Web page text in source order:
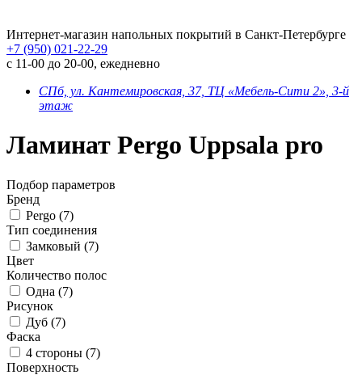
Интернет-магазин напольных покрытий в Санкт-Петербурге
+7 (950) 021-22-29
с 11-00 до 20-00, ежедневно
СПб, ул. Кантемировская, 37, ТЦ «Мебель-Сити 2», 3-й
этаж
Ламинат Pergo Uppsala pro
Подбор параметров
Бренд
Pergo (7)
Тип соединения
Замковый (7)
Цвет
Количество полос
Одна (7)
Рисунок
Дуб (7)
Фаска
4 стороны (7)
Поверхность